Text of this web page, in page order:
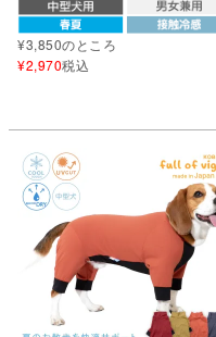
¥3,850のところ
¥2,970税込